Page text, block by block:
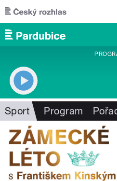
Přejít k hlavnímu obsahu
Sport Program